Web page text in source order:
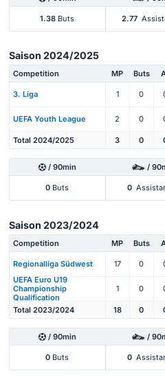
1.38 Buts 2.77
Saison 2024/2025
Competition MP Buts
3. Liga 1 0
UEFA Youth League 2 0
Total 2024/2025 3 0
/ 90min /
0 Buts 0
Saison 2023/2024
Competition MP Buts
Regionalliga Südwest 17 0
UEFA Euro U19
Championship
Qualification
1 0
Total 2023/2024 18 0
/ 90min /
0 Buts 0